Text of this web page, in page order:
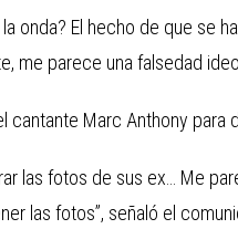
onda? El hecho de que se
me parece una falsedad
Marc Anthony para
las fotos de sus ex… Me
las fotos”, señaló el